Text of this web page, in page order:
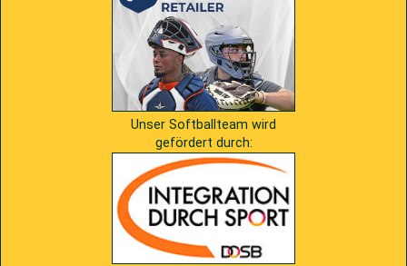
Unser Softballteam wird
gefördert durch: